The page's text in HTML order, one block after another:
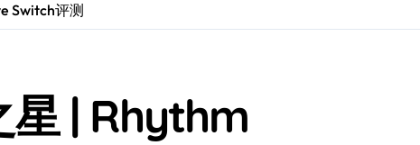
Episode I Jedi Power Battles
Untold
Switch评测
星 | Rhythm